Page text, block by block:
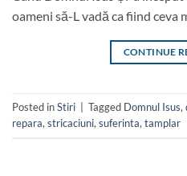
oameni să-L vadă ca fiind ceva
CONTINUE
Posted inStiri Tagged Domnul Isus,
repara, stricaciuni, suferinta, tamplar